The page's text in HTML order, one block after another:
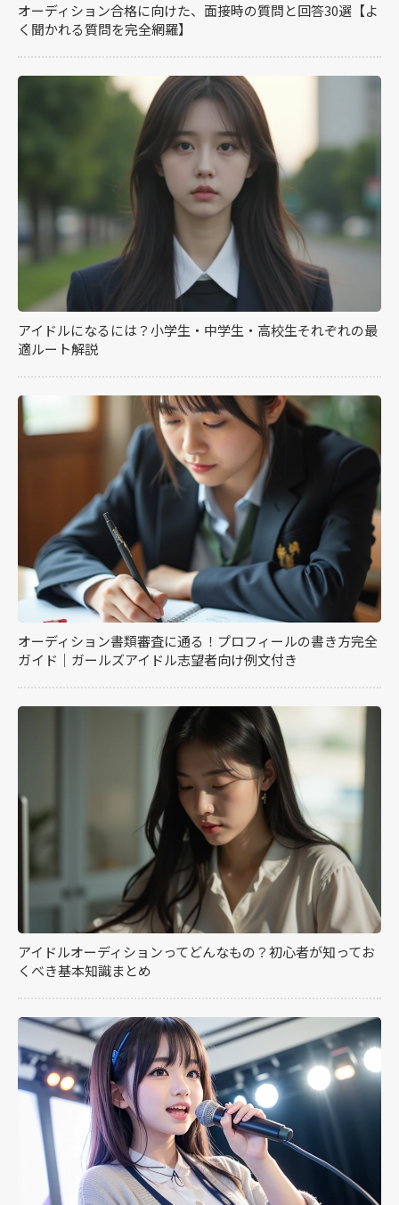
オーディション合格に向けた、面接時の質問と回答30選【よ
く聞かれる質問を完全網羅】
アイドルになるには？小学生・中学生・高校生それぞれの最
適ルート解説
オーディション書類審査に通る！プロフィールの書き方完全
ガイド｜ガールズアイドル志望者向け例文付き
アイドルオーディションってどんなもの？初心者が知ってお
くべき基本知識まとめ